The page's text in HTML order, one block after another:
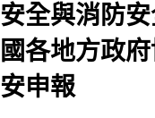
安全與消防
國各地方政
安申報